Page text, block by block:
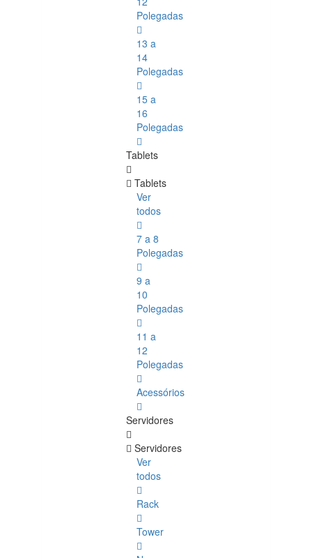
Polegadas
13 a
14
Polegadas
15 a
16
Polegadas
Tablets
Tablets
Ver
todos
7 a 8
Polegadas
9 a
10
Polegadas
11 a
12
Polegadas
Acessórios
Servidores
Servidores
Ver
todos
Rack
Tower